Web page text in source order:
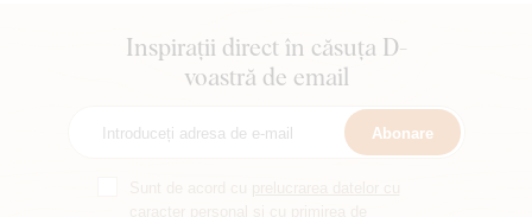
Inspirații direct în căsuța D-
voastră de email
Abonare